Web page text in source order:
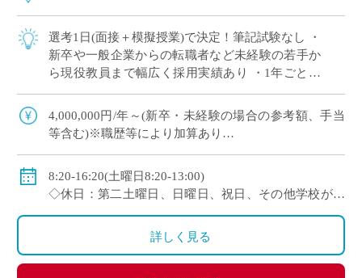
選考1日(面接＋模擬授業)で決定！筆記試験なし ・
新卒や一般企業からの転職者など未経験の若手か
ら現役教員まで幅広く採用実績あり ・1年ごとに
100年を超える神戸市内の伝統校
4,000,000円/年～(新卒・未経験の場合の参考額、手当
等含む)※職歴等により加算あり
・30歳(教諭・配偶者あり)：約660万円
・40歳(教諭・配偶者及び子２人)：約860万円
・50歳(教諭・配偶者及び子２人)：約940万円
◇賞与：有(過去実績3.55ヶ月分＋30万円)
◇保険：私学共済、雇用保険、労災保険
8:20-16:20(土曜日8:20-13:00)
◇休日：第二土曜日、日曜日、祝日、その他学校が定
詳しく見る